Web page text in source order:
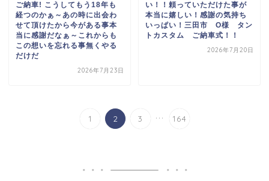
ご納車! こうしてもう 18年も
経つのかぁ～ あの時に出会わ
せて頂けたから今がある事本
当に感謝だなぁ～ これからも
この想いを忘れる事無くやる
だけだ
2026年7月23日
い！！頼っていただけた事が
本当に嬉しい！感謝の気持ち
いっぱい！三田市 O様 タン
トカスタム ご納車式！！
2026年7月20日
1 2 3 ... 164